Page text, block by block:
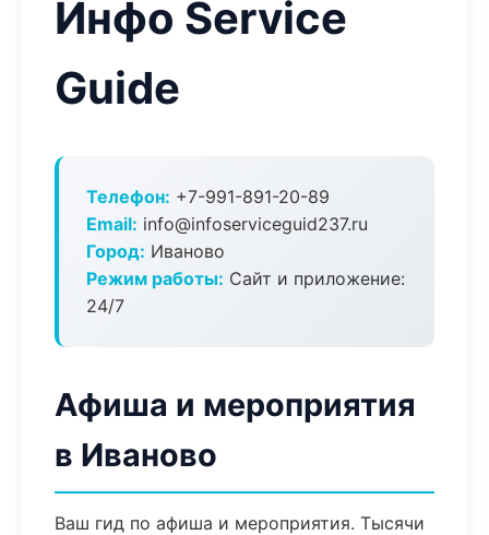
Инфо Service
Guide
Телефон: +7-991-891-20-89
Email: info@infoserviceguid237.ru
Город: Иваново
Режим работы: Сайт и приложение:
24/7
Афиша и мероприятия
в Иваново
Ваш гид по афиша и мероприятия. Тысячи